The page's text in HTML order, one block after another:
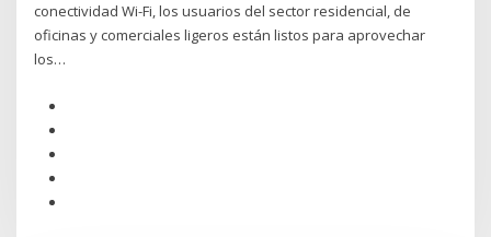
conectividad Wi-Fi, los usuarios del sector residencial, de
oficinas y comerciales ligeros están listos para aprovechar
los…